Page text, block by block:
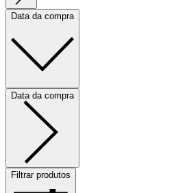
Data da compra
Data da compra
Filtrar produtos